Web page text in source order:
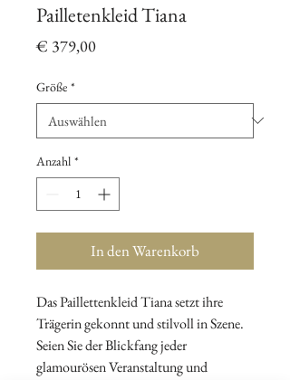
Pailletenkleid Tiana
€ 379,00Preis
Größe *
Anzahl *
In den Warenkorb
Das Paillettenkleid Tiana setzt ihre
Trägerin gekonnt und stilvoll in Szene.
Seien Sie der Blickfang jeder
glamourösen Veranstaltung und